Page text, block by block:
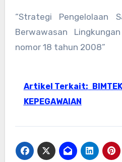
“Strategi Pengelolaan
Berwawasan
nomor 18 tahun 2008”
Artikel Terkait:
KEPEGAWAIAN